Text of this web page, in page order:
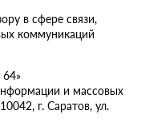
в сфере связи,
коммуникаций
и массовых
г. Саратов, ул.